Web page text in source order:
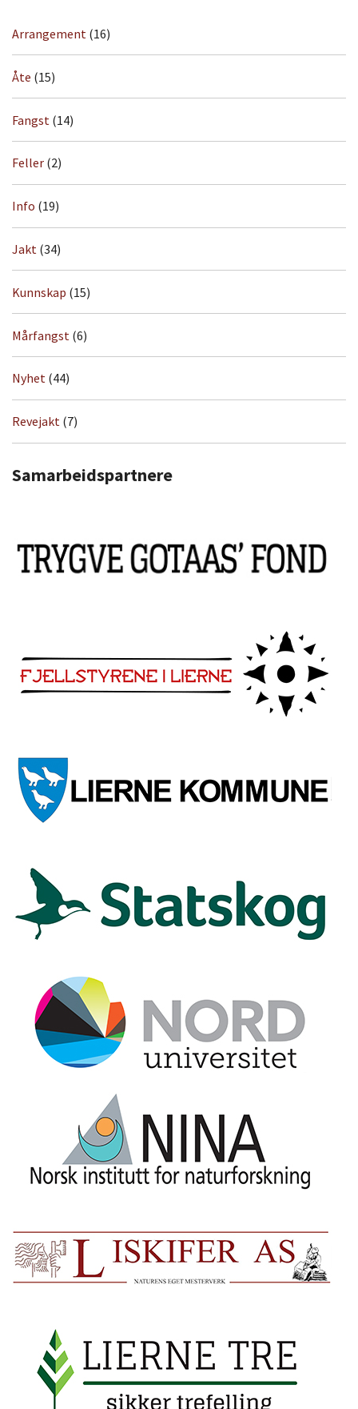
Arrangement (16)
Åte (15)
Fangst (14)
Feller (2)
Info (19)
Jakt (34)
Kunnskap (15)
Mårfangst (6)
Nyhet (44)
Revejakt (7)
Samarbeidspartnere